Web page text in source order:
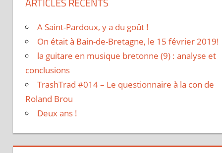
A Saint-Pardoux, y a du goût !
On était à Bain-de-Bretagne, le 15 février 2019!
la guitare en musique bretonne (9) : analyse et
conclusions
TrashTrad #014 – Le questionnaire à la con de
Roland Brou
Deux ans !